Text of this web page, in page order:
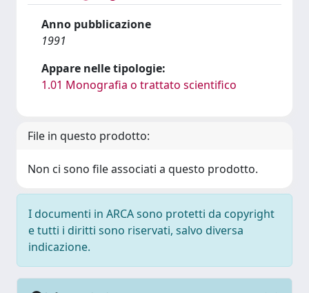
Anno pubblicazione
1991
Appare nelle tipologie:
1.01 Monografia o trattato scientifico
File in questo prodotto:
Non ci sono file associati a questo prodotto.
I documenti in ARCA sono protetti da copyright
e tutti i diritti sono riservati, salvo diversa
indicazione.